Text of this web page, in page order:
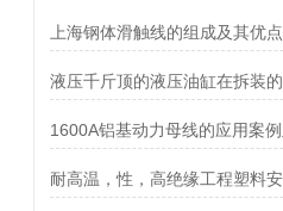
上海钢体滑触线的组成及其优点